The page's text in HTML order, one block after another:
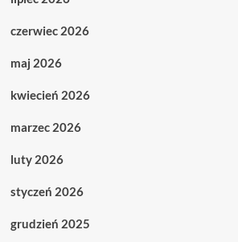
czerwiec 2026
maj 2026
kwiecień 2026
marzec 2026
luty 2026
styczeń 2026
grudzień 2025